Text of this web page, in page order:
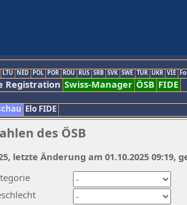
LTU NED POL POR ROU RUS SRB SVK SWE TUR UKR VIE
Registration Swiss-Manager ÖSB FIDE
Elo FIDE
des ÖSB
letzte Änderung am 01.10.2025 09:19,